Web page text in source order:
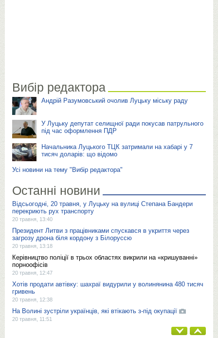
Вибір редактора
Андрій Разумовський очолив Луцьку міську раду
У Луцьку депутат селищної ради покусав патрульного
під час оформлення ПДР
Начальника Луцького ТЦК затримали на хабарі у 7
тисяч доларів: що відомо
Усі новини на тему "Вибір редактора"
Останні новини
Відсьогодні, 20 травня, у Луцьку на вулиці Степана Бандери
перекриють рух транспорту
20 травня, 13:40
Президент Литви з працівниками спускався в укриття через
загрозу дрона біля кордону з Білоруссю
20 травня, 13:18
Керівництво поліції в трьох областях викрили на «кришуванні»
порноофісів
20 травня, 12:47
Хотів продати автівку: шахраї видурили у волинянина 480 тисяч
гривень
20 травня, 12:38
На Волині зустріли українців, які втікають з-під окупації
20 травня, 11:51